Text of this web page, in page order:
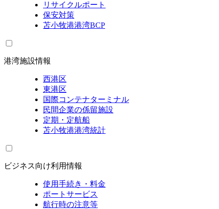
リサイクルポート
保安対策
苫小牧港港湾BCP
港湾施設情報
西港区
東港区
国際コンテナターミナル
民間企業の係留施設
定期・定航船
苫小牧港港湾統計
ビジネス向け利用情報
使用手続き・料金
ポートサービス
航行時の注意等